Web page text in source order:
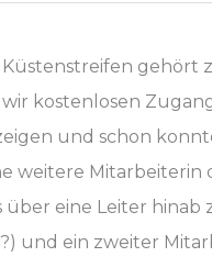
Küstenstreifen gehört
kostenlosen
und schon
weitere Mitarbeiterin
eine Leiter hinab
und ein zweiter